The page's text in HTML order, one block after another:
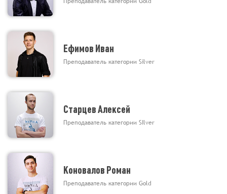
Ефимов Иван
Преподаватель категории Silver
Старцев Алексей
Преподаватель категории SIlver
Коновалов Роман
Преподаватель категории Gold